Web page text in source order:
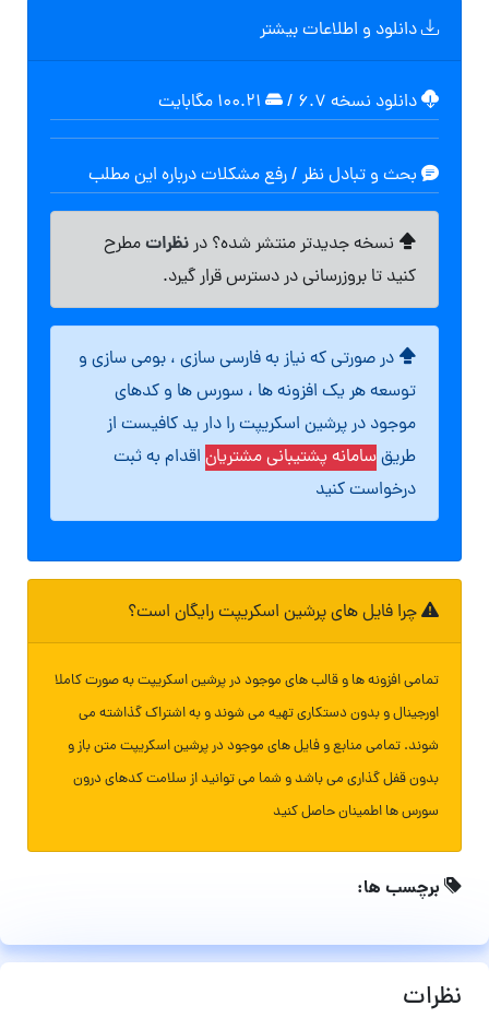
دانلود و اطلاعات بیشتر
دانلود نسخه ۶.۷ /
بحث و تبادل نظر / رفع مشکلات درباره این مطلب
نسخه جدیدتر منتشر شده؟ درنظراتمطرح
کنید تا بروزرسانی در دسترس قرار گیرد.
در صورتی که نیاز به فارسی سازی ، بومی سازی و
توسعه هر یک افزونه ها ، سورس ها و کدهای
موجود در پرشین اسکریپت را دار ید کافیست از
طریقسامانه پشتیبانی مشتریان اقدام به ثبت
درخواست کنید
چرا فایل های پرشین اسکریپت رایگان است؟
تمامی افزونه ها و قالب های موجود در پرشین اسکریپت به صورت کاملا
اورجینال و بدون دستکاری تهیه می شوند و به اشتراک گذاشته می
شوند. تمامی منابع و فایل های موجود در پرشین اسکریپت متن باز و
بدون قفل گذاری می باشد و شما می توانید از سلامت کدهای درون
سورس ها اطمینان حاصل کنید
برچسب ها:
نظرات